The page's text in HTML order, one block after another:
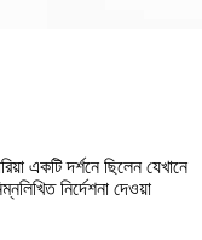
একটি দর্শনে ছিলেন যেখানে
নির্দেশনা দেওয়া